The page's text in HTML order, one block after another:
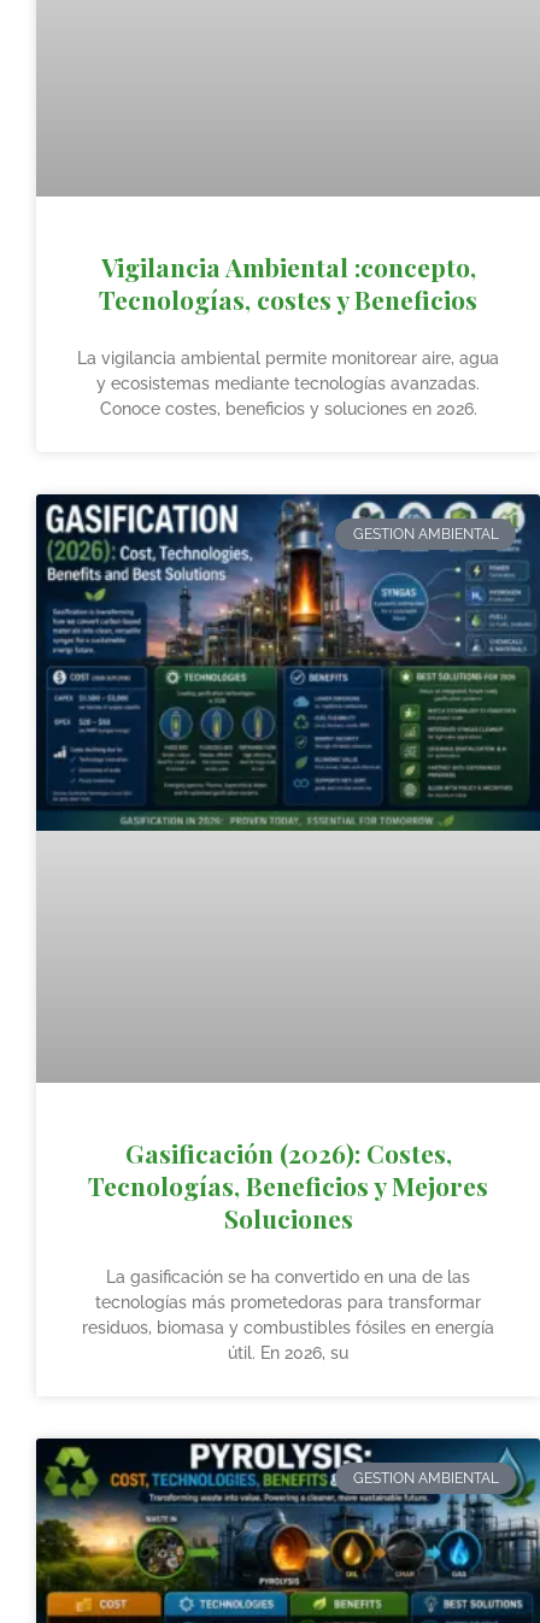
Vigilancia Ambiental :concepto,
Tecnologías, costes y Beneficios
La vigilancia ambiental permite monitorear aire, agua
y ecosistemas mediante tecnologías avanzadas.
Conoce costes, beneficios y soluciones en 2026.
GESTION AMBIENTAL
Gasificación (2026): Costes,
Tecnologías, Beneficios y Mejores
Soluciones
La gasificación se ha convertido en una de las
tecnologías más prometedoras para transformar
residuos, biomasa y combustibles fósiles en energía
útil. En 2026, su
GESTION AMBIENTAL